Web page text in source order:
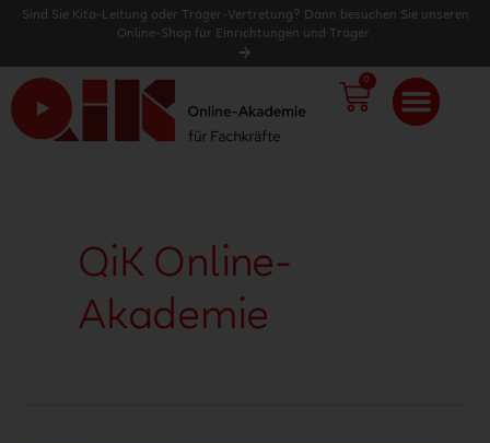
Sind Sie Kita-Leitung oder Träger-Vertretung? Dann besuchen Sie unseren
Online-Shop für Einrichtungen und Träger.
0
QiK Online-
Akademie